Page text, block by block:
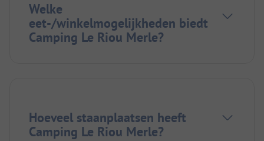
Welke
eet-/winkelmogelijkheden biedt
Camping Le Riou Merle?
Hoeveel staanplaatsen heeft
Camping Le Riou Merle?